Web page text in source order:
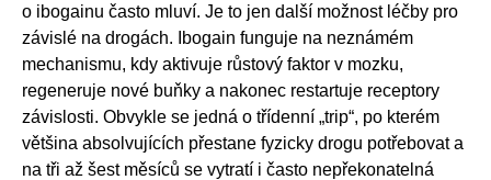
o ibogainu často mluví. Je to jen další možnost léčby pro
závislé na drogách. Ibogain funguje na neznámém
mechanismu, kdy aktivuje růstový faktor v mozku,
regeneruje nové buňky a nakonec restartuje receptory
závislosti. Obvykle se jedná o třídenní „trip“, po kterém
většina absolvujících přestane fyzicky drogu potřebovat a
na tři až šest měsíců se vytratí i často nepřekonatelná